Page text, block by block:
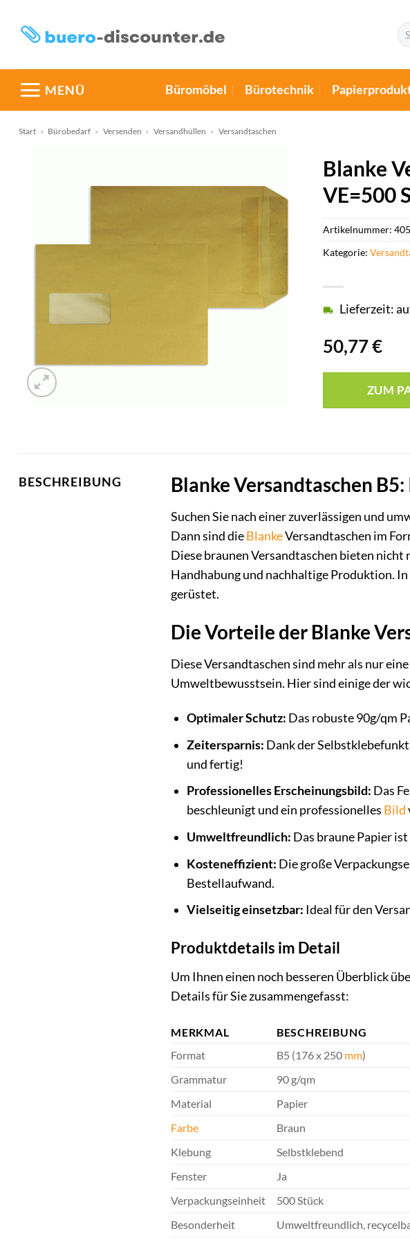
Inhalt
springen
MENÜ Büromöbel Bürotechnik
Start » Bürobedarf » Versenden » Versandhüllen » Versandtaschen
Blanke
VE=500
50,77€
Lieferzeit:
ZUM
Artikelnummer:
Kategorie:
BESCHREIBUNG Blanke Versandtaschen
Suchen Sie nach einer zuverlässigen und
Dann sind dieBlankeVersandtaschen im
Diese braunen Versandtaschen bieten
Handhabung und nachhaltige Produktion.
gerüstet.
Die Vorteile der Blanke
Diese Versandtaschen sind mehr als nur
Umweltbewusstsein. Hier sind einige der
Optimaler Schutz: Das robuste 90g/qm
Zeitersparnis: Dank der
und fertig!
Professionelles Erscheinungsbild: Das
beschleunigt und ein professionelles Bild
Umweltfreundlich: Das braune Papier
Kosteneffizient: Die große
Bestellaufwand.
Vielseitig einsetzbar: Ideal für den
Produktdetails im Detail
Um Ihnen einen noch besseren Überblick
Details für Sie zusammengefasst:
MERKMAL
BESCHREIBUNG
Format
B5 (176 x 250 mm)
Grammatur
90 g/qm
Material
Papier
Farbe
Braun
Klebung
Selbstklebend
Fenster
Ja
Verpackungseinheit
500 Stück
Besonderheit
Umweltfreundlich,